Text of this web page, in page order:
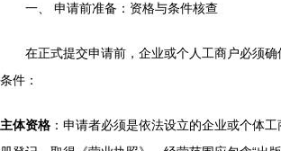
一、 申请前准备：资格与条件核查
在正式提交申请前，企业或个人工商户必须确
条件：
主体资格 ：申请者必须是依法设立的企业或个体